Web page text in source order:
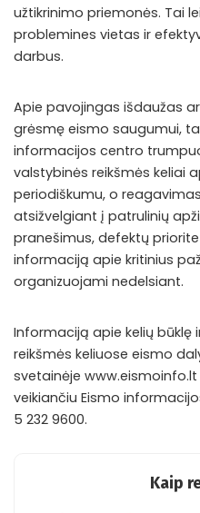
užtikrinimo priemonės. Tai
problemines vietas ir
darbus.
Apie pavojingas išdaužas
grėsmę eismo saugumui,
informacijos centro
valstybinės reikšmės keliai
periodiškumu, o
atsižvelgiant į patrulinių
pranešimus, defektų
informaciją apie kritinius
organizuojami nedelsiant.
Informaciją apie kelių būklę
reikšmės keliuose eismo
svetainėje www.eismoinfo.lt
veikiančiu Eismo
5 232 9600.
Kaip